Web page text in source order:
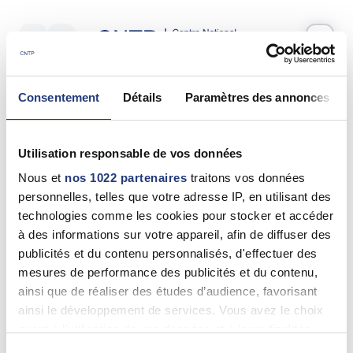
Consentement Détails Paramètres des annonces
Utilisation responsable de vos données
Nous et nos 1022 partenaires traitons vos données
personnelles, telles que votre adresse IP, en utilisant des
technologies comme les cookies pour stocker et accéder
à des informations sur votre appareil, afin de diffuser des
publicités et du contenu personnalisés, d'effectuer des
mesures de performance des publicités et du contenu,
ainsi que de réaliser des études d’audience, favorisant
ainsi le développement de services. Vous avez le choix
Votre test psychotechnique
Mercredi 10 Juin 2026à14:35
Nom *
Prénom(s) *
Email *